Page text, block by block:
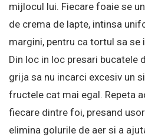
mijlocul lui. Fiecare foaie se
de crema de lapte, intinsa
margini, pentru ca tortul sa se
Din loc in loc presari bucatele
grija sa nu incarci excesiv un
fructele cat mai egal. Repeta
fiecare dintre foi, presand
elimina golurile de aer si a